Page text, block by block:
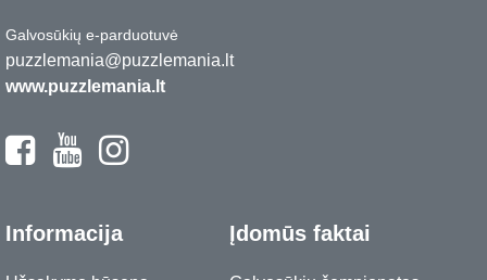
Galvosūkių e-parduotuvė
puzzlemania@puzzlemania.lt
www.puzzlemania.lt
Informacija Įdomūs faktai